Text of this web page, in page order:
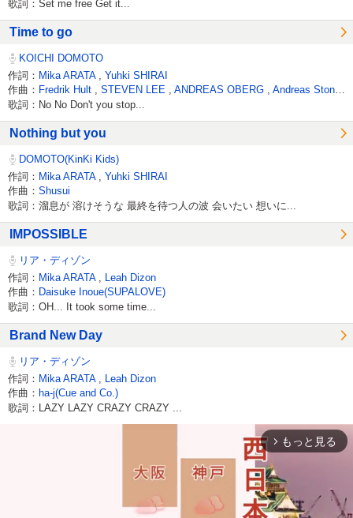
歌詞：Set me free Get it...
Time to go
KOICHI DOMOTO
作詞： Mika ARATA
Yuhki SHIRAI
作曲： Fredrik Hult STEVEN LEE ANDREAS OBERG Andreas Stone Johansson
歌詞：No No Don't you stop...
Nothing but you
DOMOTO(KinKi Kids)
作詞： Mika ARATA
Yuhki SHIRAI
作曲： Shusui
歌詞：溜息が 溶けそうな 最終を待つ人の波 会いたい 想いに...
IMPOSSIBLE
リア・ディゾン
作詞： Mika ARATA
Leah Dizon
作曲： Daisuke Inoue(SUPALOVE)
歌詞：OH... It took some time...
Brand New Day
リア・ディゾン
作詞： Mika ARATA
Leah Dizon
作曲： ha-j(Cue and Co.)
歌詞：LAZY LAZY CRAZY CRAZY ...
arrow_forward_ios もっと見る